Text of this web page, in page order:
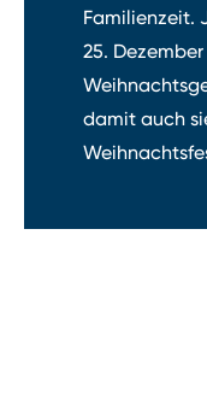
Familienzeit.
25.
damit auch